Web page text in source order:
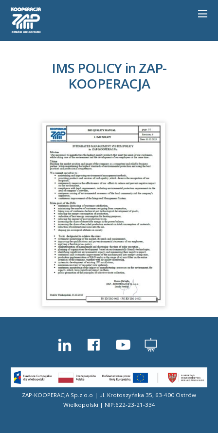
IMS POLICY in ZAP-
KOOPERACJA
ZAP-KOOPERACJA Sp.z.o.o | ul. Krotoszyńska 35, 63-400 Ostrów
Wielkopolski | NIP:622-23-21-334